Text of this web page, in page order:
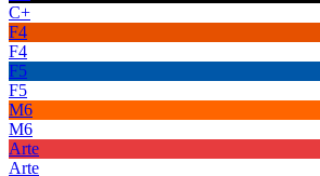
C+
F4
F4
F5
F5
M6
M6
Arte
Arte